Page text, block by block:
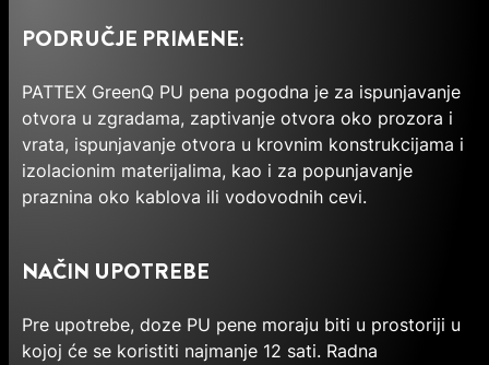
PODRUČJE PRIMENE:
PATTEX GreenQ PU pena pogodna je za ispunjavanje
otvora u zgradama, zaptivanje otvora oko prozora i
vrata, ispunjavanje otvora u krovnim konstrukcijama i
izolacionim materijalima, kao i za popunjavanje
praznina oko kablova ili vodovodnih cevi.
NAČIN UPOTREBE
Pre upotrebe, doze PU pene moraju biti u prostoriji u
kojoj će se koristiti najmanje 12 sati. Radna